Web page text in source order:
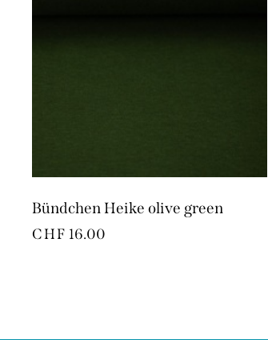
Bündchen Heike olive green
CHF 16.00